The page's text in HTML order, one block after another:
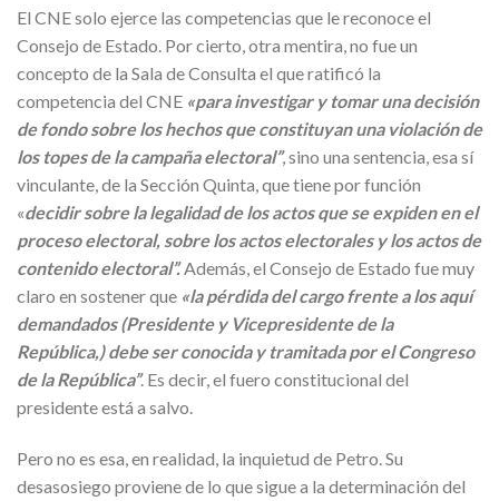
El CNE solo ejerce las competencias que le reconoce el
Consejo de Estado. Por cierto, otra mentira, no fue un
concepto de la Sala de Consulta el que ratificó la
competencia del CNE «para investigar y tomar una decisión
de fondo sobre los hechos que constituyan una violación de
los topes de la campaña electoral”, sino una sentencia, esa sí
vinculante, de la Sección Quinta, que tiene por función
«decidir sobre la legalidad de los actos que se expiden en el
proceso electoral, sobre los actos electorales y los actos de
contenido electoral”.Además, el Consejo de Estado fue muy
claro en sostener que «la pérdida del cargo frente a los aquí
demandados (Presidente y Vicepresidente de la
República,) debe ser conocida y tramitada por el Congreso
de la República”. Es decir, el fuero constitucional del
presidente está a salvo.
Pero no es esa, en realidad, la inquietud de Petro. Su
desasosiego proviene de lo que sigue a la determinación del